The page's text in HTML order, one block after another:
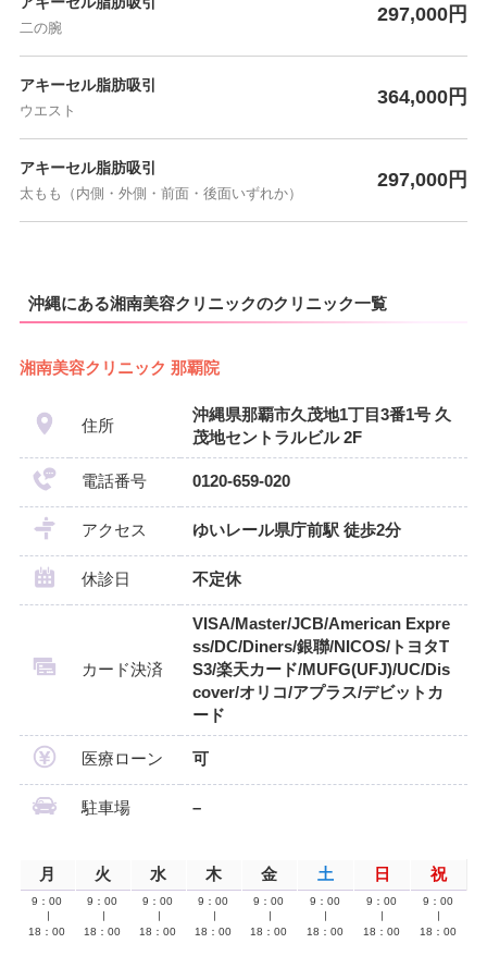
二の腕
297,000円
アキーセル脂肪吸引
ウエスト
364,000円
アキーセル脂肪吸引
太もも（内側・外側・前面・後面いずれか）
297,000円
沖縄にある湘南美容クリニックのクリニック一覧
湘南美容クリニック 那覇院
住所
沖縄県那覇市久茂地1丁目3番1号 久
茂地セントラルビル 2F
電話番号 0120-659-020
アクセス ゆいレール県庁前駅 徒歩2分
休診日 不定休
カード決済
VISA/Master/JCB/American Expre
ss/DC/Diners/銀聯/NICOS/トヨタT
S3/楽天カード/MUFG(UFJ)/UC/Dis
cover/オリコ/アプラス/デビットカ
ード
医療ローン 可
駐車場 –
月 火 水 木 金 土 日 祝
9：00
18：00
9：00
18：00
9：00
18：00
9：00
18：00
9：00
18：00
9：00
18：00
9：00
18：00
9：00
18：00